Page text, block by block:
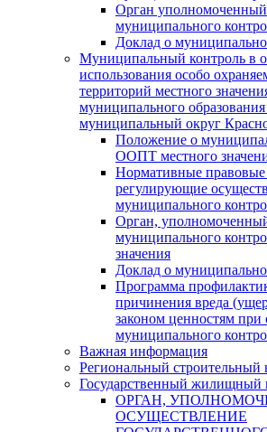
Орган
муниципального
Доклад о
Муниципальный контроль в
использования особо
территорий местного
муниципального
муниципальный округ
Положение о
ООПТ местного
Нормативные правовые
регулирующие
муниципального
Орган,
муниципального
значения
Доклад о
Программа
причинения вреда
законом ценностям при
муниципального
Важная информация
Региональный строительный
Государственный жилищный
ОРГАН,
ОСУЩЕСТВЛЕНИЕ